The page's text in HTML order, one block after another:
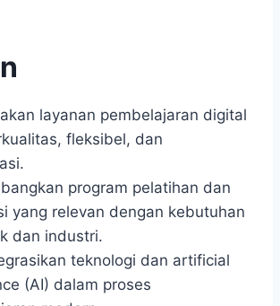
layanan pembelajaran digital
fleksibel, dan
program pelatihan dan
yang relevan dengan kebutuhan
dan industri.
teknologi dan artificial
(AI) dalam proses